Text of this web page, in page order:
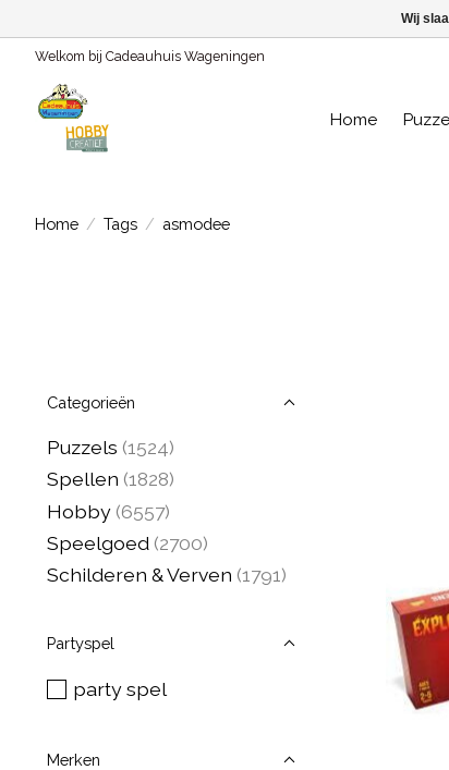
Welkom bij Cadeauhuis Wageningen
Home
Home / Tags / asmodee
Categorieën
Puzzels (1524)
Spellen (1828)
Hobby (6557)
Speelgoed (2700)
Schilderen & Verven (1791)
Partyspel
party spel
Merken
Wij